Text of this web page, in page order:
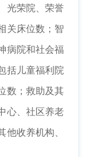
光荣院、荣誉
关床位数；智
病院和社会福
括儿童福利院
数；救助及其
心、社区养老
收养机构、